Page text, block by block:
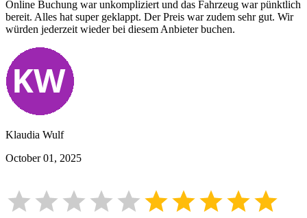
Online Buchung war unkompliziert und das Fahrzeug war pünktlich
bereit. Alles hat super geklappt. Der Preis war zudem sehr gut. Wir
würden jederzeit wieder bei diesem Anbieter buchen.
Klaudia Wulf
October 01, 2025